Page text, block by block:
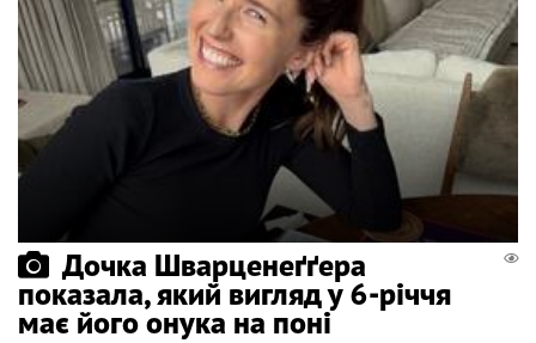
Дочка Шварценеґґера
показала, який вигляд у 6-річчя
має його онука на поні